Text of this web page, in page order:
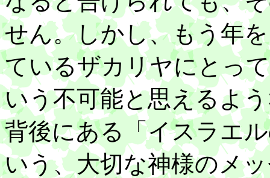
せん。しかし、もう年
ているザカリヤにとっ
いう不可能と思えるよ
背後にある「イスラエ
いう、大切な神様のメ